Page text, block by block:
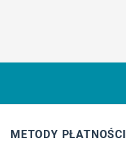
METODY PŁATNOŚCI